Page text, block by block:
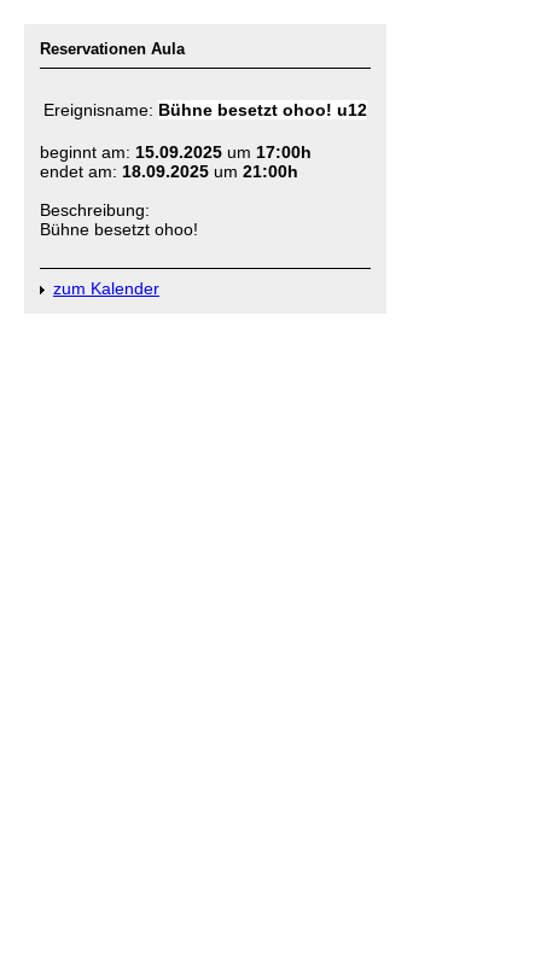
Reservationen Aula
Ereignisname: Bühne besetzt ohoo! u12
beginnt am: 15.09.2025 um 17:00h
endet am: 18.09.2025 um 21:00h
Beschreibung:
Bühne besetzt ohoo!
zum Kalender